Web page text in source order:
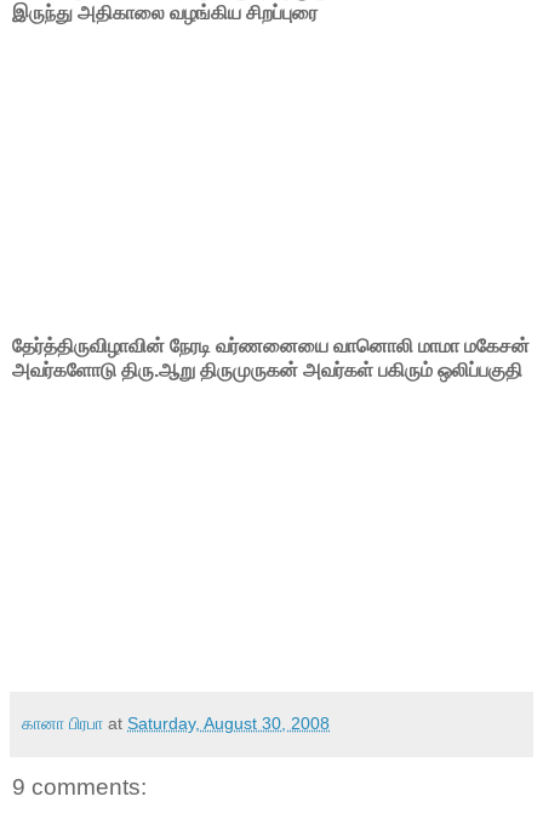
இருந்து அதிகாலை வழங்கிய சிறப்புரை
தேர்த்திருவிழாவின் நேரடி வர்ணனையை வானொலி மாமா மகேசன்
அவர்களோடு திரு.ஆறு திருமுருகன் அவர்கள் பகிரும் ஒலிப்பகுதி
கானா பிரபா at Saturday, August 30, 2008
9 comments: